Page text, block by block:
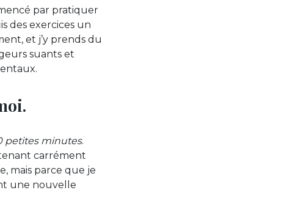
par pratiquer
des exercices un
et j’y prends du
suants et
petites minutes.
carrément
mais parce que je
une nouvelle